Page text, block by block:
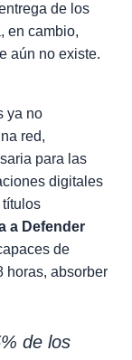
de los
en cambio,
aún no existe.
ya no
red,
para las
digitales
a Defender
de
horas, absorber
de los